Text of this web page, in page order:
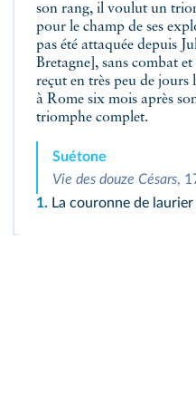
son rang, il voulut un triomphe complet, et choisit
pour le champ de ses exploits la Bretagne, qui n'avait
pas été attaquée depuis Jules César [...]. [Une
Bretagne], sans combat et sans effusion de sang, il
reçut en très peu de jours la soumission de l'île, revint
à Rome six mois après son départ, et célébra
triomphe complet.
Suétone
Vie des douze Césars,
1. La couronne de